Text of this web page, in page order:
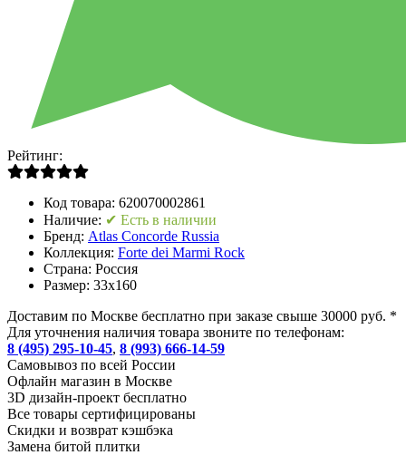
Рейтинг:
Код товара: 620070002861
Наличие: ✔ Есть в наличии
Бренд: Atlas Concorde Russia
Коллекция: Forte dei Marmi Rock
Страна: Россия
Размер: 33x160
Доставим по Москве бесплатно при заказе свыше 30000 руб. *
Для уточнения наличия товара звоните по телефонам:
8 (495) 295-10-45, 8 (993) 666-14-59
Cамовывоз по всей России
Офлайн магазин в Москве
3D дизайн-проект бесплатно
Все товары сертифицированы
Скидки и возврат кэшбэка
Замена битой плитки